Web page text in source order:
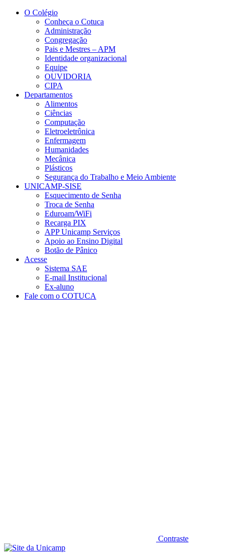
Conteúdo principal
O Colégio
Conheça o Cotuca
Administração
Congregação
Pais e Mestres – APM
Identidade organizacional
Equipe
OUVIDORIA
CIPA
Departamentos
Alimentos
Ciências
Computação
Eletroeletrônica
Enfermagem
Humanidades
Mecânica
Plásticos
Segurança do Trabalho e Meio Ambiente
UNICAMP-SISE
Esquecimento de Senha
Troca de Senha
Eduroam/WiFi
Recarga PIX
APP Unicamp Serviços
Apoio ao Ensino Digital
Botão de Pânico
Acesse
Sistema SAE
E-mail Institucional
Ex-aluno
Fale com o COTUCA
Contraste